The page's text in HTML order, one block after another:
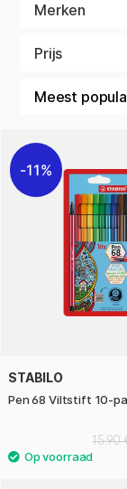
Merken
Prijs
11%
STABILO
Pen 68 Viltstift 10-
15.90